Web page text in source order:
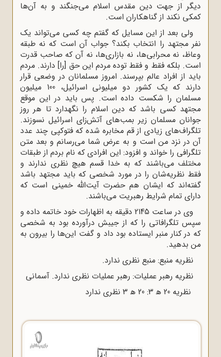
دیگر از جهت دین مقدس اسلام می‌جنگند و به آن‌ها
کمکی نکند از گناهکاران است.
ولی بعد از این مسایل که گفتم چه کسی می‌تواند یک
نفر مجتهد را انتخاب بکند؟ جواب آن است که نه طبقه
وعاظ، نه محرابی‌ها، نه بازاری‌ها، نه آن که صاحب قدرت
است. بلکه فقط و فقط توده مردم این حق [را] دارند. مردم
باید از افراد عالم بپرسند. امروز مسلمانان در وضعی قرار
دارند که یک کشور دو میلیونی اسرائیل، 100 میلیون
مسلمان را شکست داده است. پس باید در این موقع
مجتهد کسی باشد که دین اسلام را نگهدارد تا هر روز
جوانان مسلمان زیر بمب‌های آتش‌زای اسرائیل نسوزند.
تلگراف‌های زیادی از قم مخابره شده که فتوکپی چند عدد
آن در نزد من است و به عرض شما می‌رسانم و بعد متن
تلگرافی را خواند و افزود: این افرادی که نام بردم از طبقات
مختلف می‌باشند که به خدا قسم هیچ نظری ندارند و
فقط نظریه‌شان را در مورد شخصی که باید مجتهد باشد
گفته‌اند که ایشان هم حضرت آیت‌الله خمینی است که
دارای تمام شرایط رهبریت می‌باشند.
وی در ساعت 2145 دقیقه به اظهارات خود خاتمه داده و
سپس تلگرافاتی را که از جیبش درآورده بود به شخصی
که در کنار منبر ایستاده بود داد و گفت این‌ها را بیرون به
من بدهید.
نظریه منبع: منبع نظری ندارد.
نظریه رهبر عملیات: رهبر عملیات نظری ندارد. آسمانی
نظریه 20 ﻫ 3: 20 ﻫ 3 نظری ندارد